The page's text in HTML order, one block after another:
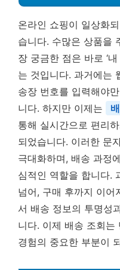
온라인 쇼핑이 일상화
습니다. 수많은 상품을
장 궁금한 점은 바로 ‘
는 것입니다. 과거에는
송장 번호를 입력해야
니다. 하지만 이제는
통해 실시간으로 편리
되었습니다. 이러한 문
극대화하며, 배송 과정
심적인 역할을 합니다.
넘어, 구매 후까지 이어
서 배송 정보의 투명성
니다. 이제 배송 조회는
경험의 중요한 부분이